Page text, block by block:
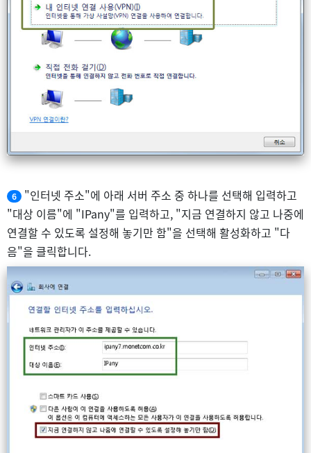
6
"인터넷 주소"에 아래 서버 주소 중 하나를 선택해 입력하고
"대상 이름"에 "IPany"를 입력하고, "지금 연결하지 않고 나중에
연결할 수 있도록 설정해 놓기만 함"을 선택해 활성화하고 "다
음"을 클릭합니다.